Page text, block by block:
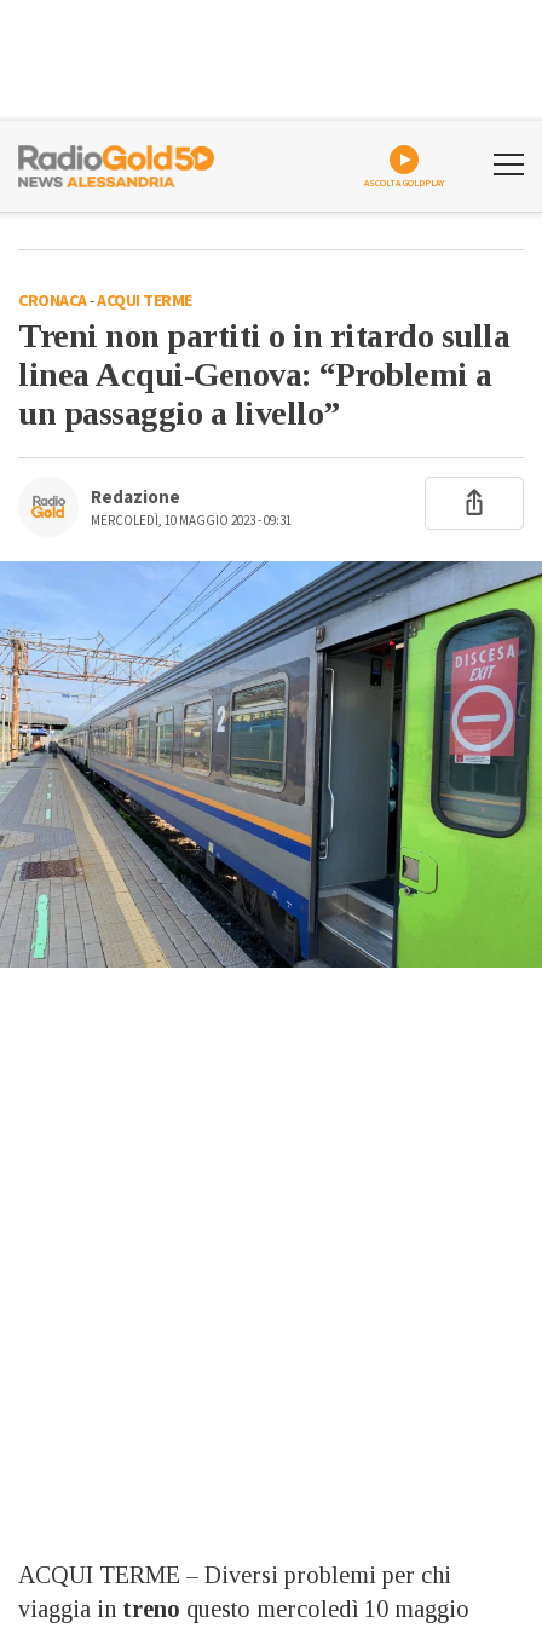
ASCOLTA GOLDPLAY
CRONACA-ACQUI TERME
Treni non partiti o in ritardo sulla
linea Acqui-Genova: “Problemi a
un passaggio a livello”
Redazione
MERCOLEDÌ, 10 MAGGIO 2023 - 09:31
ACQUI TERME – Diversi problemi per chi
viaggia in treno questo mercoledì 10 maggio